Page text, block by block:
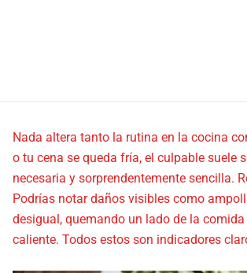
Nada altera tanto la rutina en la cocina
o tu cena se queda fría, el culpable suele
necesaria y sorprendentemente sencilla.
Podrías notar daños visibles como
desigual, quemando un lado de la
caliente. Todos estos son indicadores